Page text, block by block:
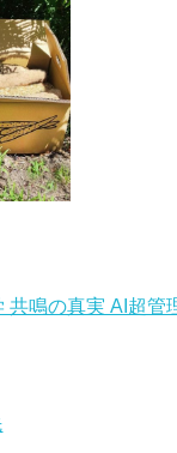
共鳴の真実 AI超管